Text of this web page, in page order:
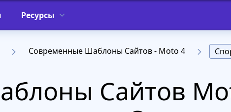
Ресурсы
Современные Шаблоны Сайтов - Moto 4
Сайтов